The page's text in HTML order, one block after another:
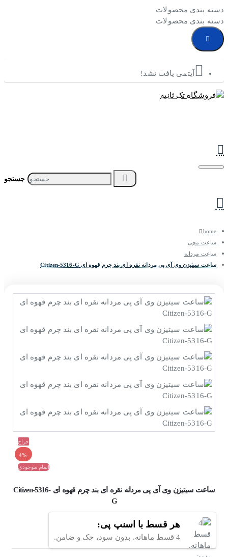
دسته بندی محصولات
دسته بندی محصولات
آیتمی یافت نشد!
home
ساعت مچی
ساعت مردانه
ساعت سیتیزن وی آی پی مردانه نقره ای بند چرم قهوه ای Citizen-5316-G
حراج
-4%
اتمام موجودی
ساعت سیتیزن وی آی پی مردانه نقره ای بند چرم قهوه ای Citizen-5316-
G
هر قسط با اسنپ پی:
4 قسط ماهانه. بدون سود، چک و ضامن.